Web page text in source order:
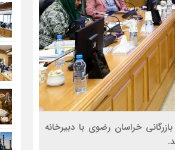
خراسان رضوی با دبیرخانه